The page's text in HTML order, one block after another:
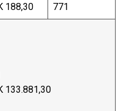
188,30 771
133.881,30